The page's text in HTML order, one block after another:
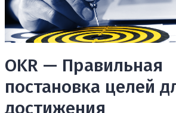
OKR — Правильная
постановка целей
достижения